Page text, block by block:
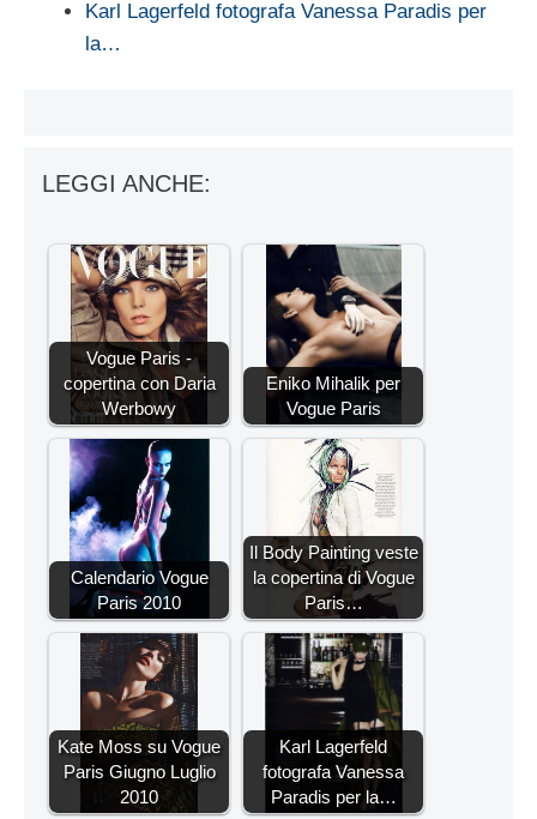
Karl Lagerfeld fotografa Vanessa Paradis per
la…
LEGGI ANCHE:
Vogue Paris -
copertina con Daria
Werbowy
Eniko Mihalik per
Vogue Paris
Calendario Vogue
Paris 2010
Il Body Painting veste
la copertina di Vogue
Paris…
Kate Moss su Vogue
Paris Giugno Luglio
2010
Karl Lagerfeld
fotografa Vanessa
Paradis per la…